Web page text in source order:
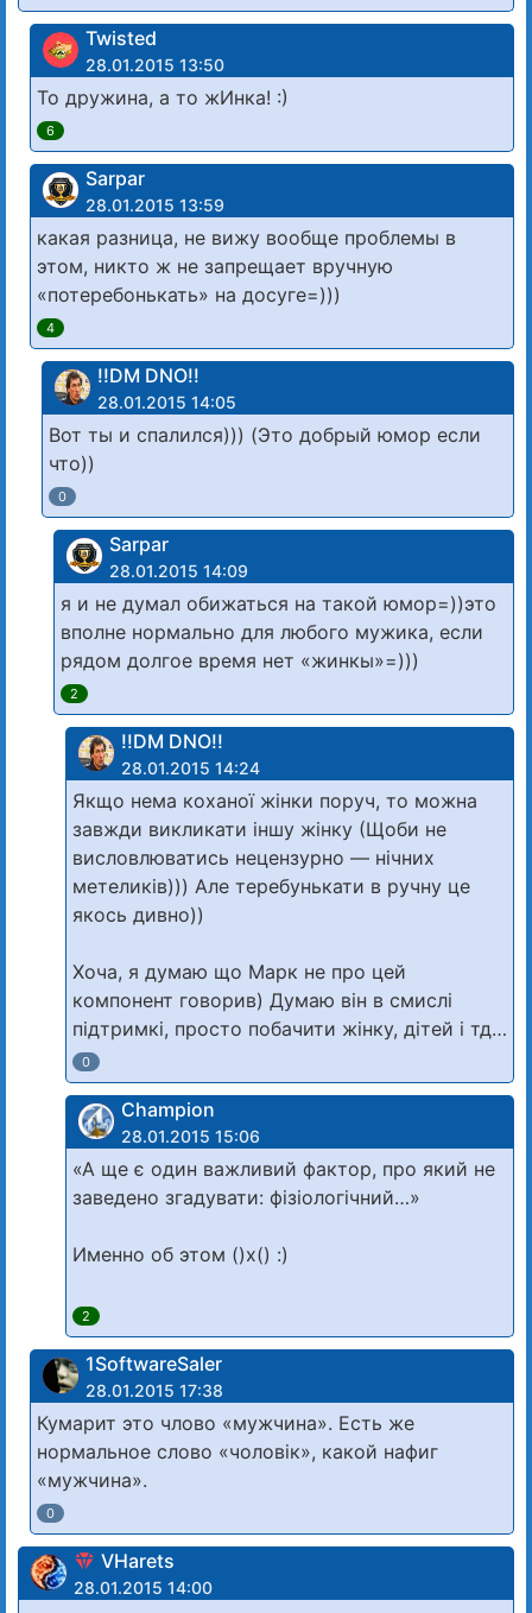
Twisted
28.01.2015 13:50
То дружина, а то жИнка! :)
6
Sarpar
28.01.2015 13:59
какая разница, не вижу вообще проблемы в
этом, никто ж не запрещает вручную
«потеребонькать» на досуге=)))
4
!!DM DNO!!
28.01.2015 14:05
Вот ты и спалился))) (Это добрый юмор если
что))
0
Sarpar
28.01.2015 14:09
я и не думал обижаться на такой юмор=))это
вполне нормально для любого мужика, если
рядом долгое время нет «жинкы»=)))
2
!!DM DNO!!
28.01.2015 14:24
Якщо нема коханої жінки поруч, то можна
завжди викликати іншу жінку (Щоби не
висловлюватись нецензурно — нічних
метеликів))) Але теребунькати в ручну це
якось дивно))
Хоча, я думаю що Марк не про цей
компонент говорив) Думаю він в смислі
підтримкі, просто побачити жінку, дітей і тд…
0
Champion
28.01.2015 15:06
«А ще є один важливий фактор, про який не
заведено згадувати: фізіологічний…»
Именно об этом ()х() :)
2
1SoftwareSaler
28.01.2015 17:38
Кумарит это члово «мужчина». Есть же
нормальное слово «чоловік», какой нафиг
«мужчина».
0
VHarets
28.01.2015 14:00